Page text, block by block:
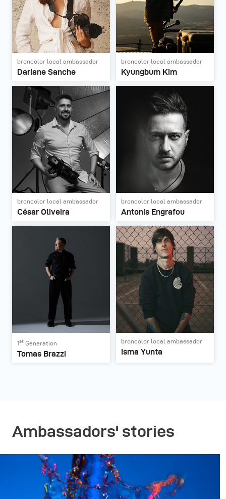
broncolor local ambassador
Dariane Sanche
broncolor local ambassador
Kyungbum Kim
broncolor local ambassador
César Oliveira
broncolor local ambassador
Antonis Engrafou
1st Generation
Tomas Brazzi
broncolor local ambassador
Isma Yunta
Ambassadors' stories